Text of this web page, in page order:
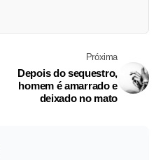
Próxima
Depois do sequestro,
homem é amarrado e
deixado no mato